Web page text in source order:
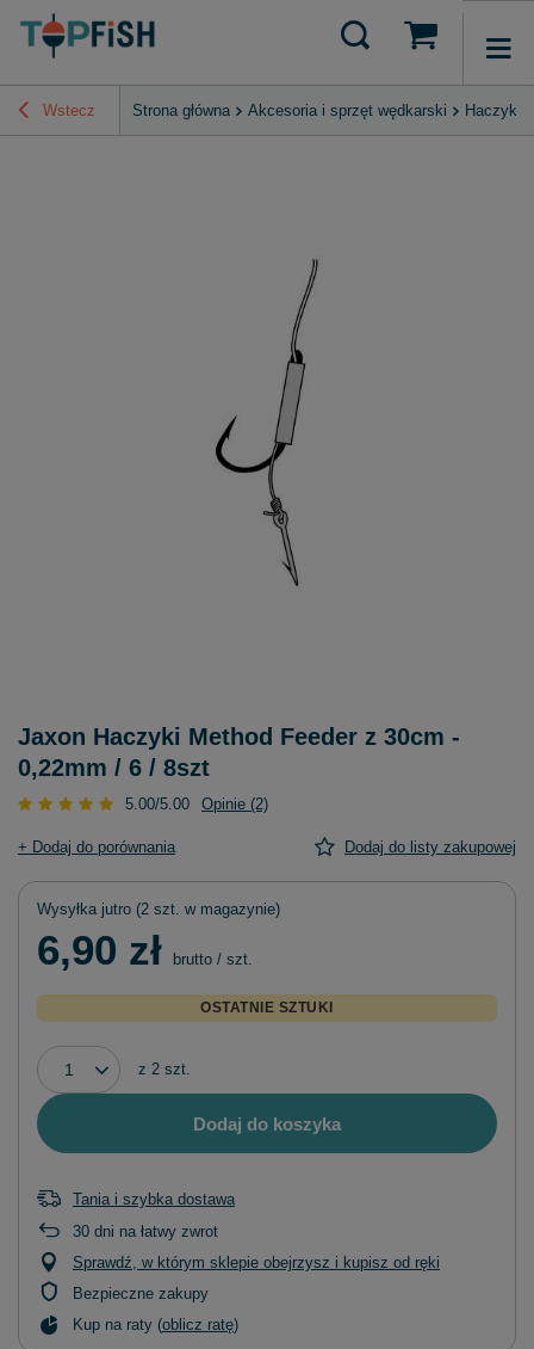
Wstecz Strona główna Akcesoria i sprzęt wędkarski Haczyki,
Jaxon Haczyki Method Feeder z 30cm -
0,22mm / 6 / 8szt
5.00/5.00 Opinie (2)
+ Dodaj do porównania Dodaj do listy zakupowej
Wysyłka jutro (2 szt. w magazynie)
6,90 zł brutto / szt.
OSTATNIE SZTUKI
z 2 szt.
Dodaj do koszyka
Tania i szybka dostawa
30 dni na łatwy zwrot
Sprawdź, w którym sklepie obejrzysz i kupisz od ręki
Bezpieczne zakupy
Kup na raty (oblicz ratę)